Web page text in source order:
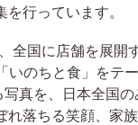
行っています。
国に店舗を展開
のちと食」をテ
真を、日本全国の
落ちる笑顔、家